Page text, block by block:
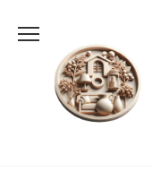
содержанию